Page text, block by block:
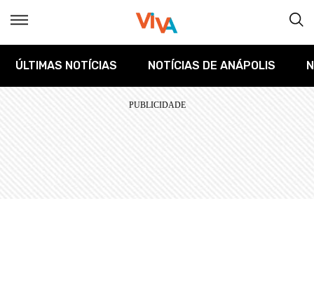
ÚLTIMAS NOTÍCIAS NOTÍCIAS DE ANÁPOLIS